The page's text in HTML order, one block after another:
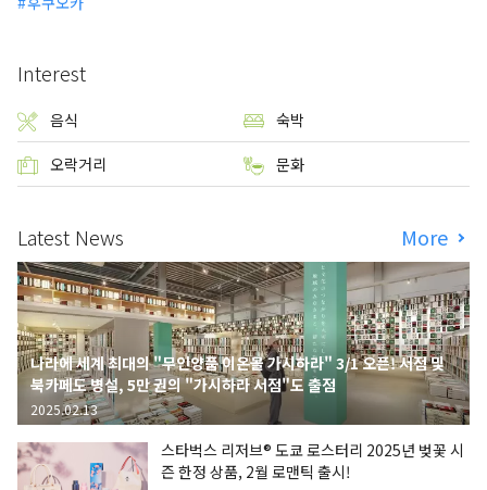
Interest
음식 숙박
오락거리 문화
Latest News More
나라에 세계 최대의 "무인양품 이온몰 가시하라" 3/1 오픈! 서점 및
북카페도 병설, 5만 권의 "가시하라 서점"도 출점
2025.02.13
스타벅스 리저브® 도쿄 로스터리 2025년 벚꽃 시
즌 한정 상품, 2월 로맨틱 출시!